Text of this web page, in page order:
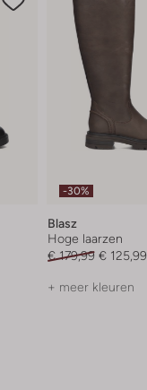
-30%
Blasz
Hoge laarzen
€ 179,99 € 125,99
+ meer kleuren